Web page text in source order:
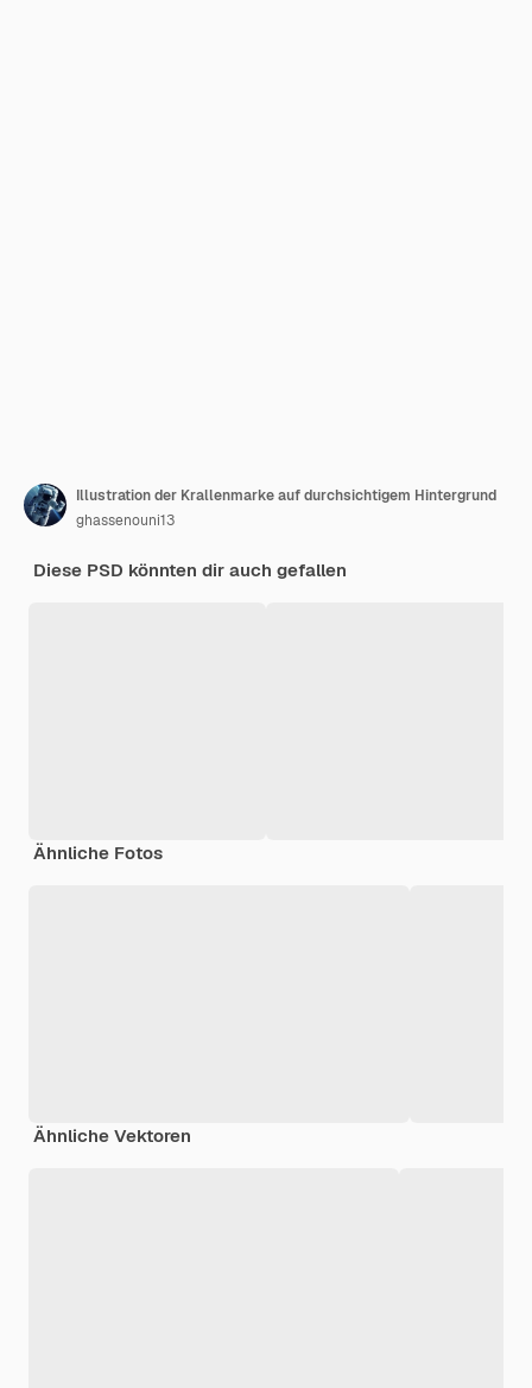
Illustration der Krallenmarke auf durchsichtigem Hintergrund
ghassenouni13
Diese PSD könnten dir auch gefallen
Ähnliche Fotos
Ähnliche Vektoren